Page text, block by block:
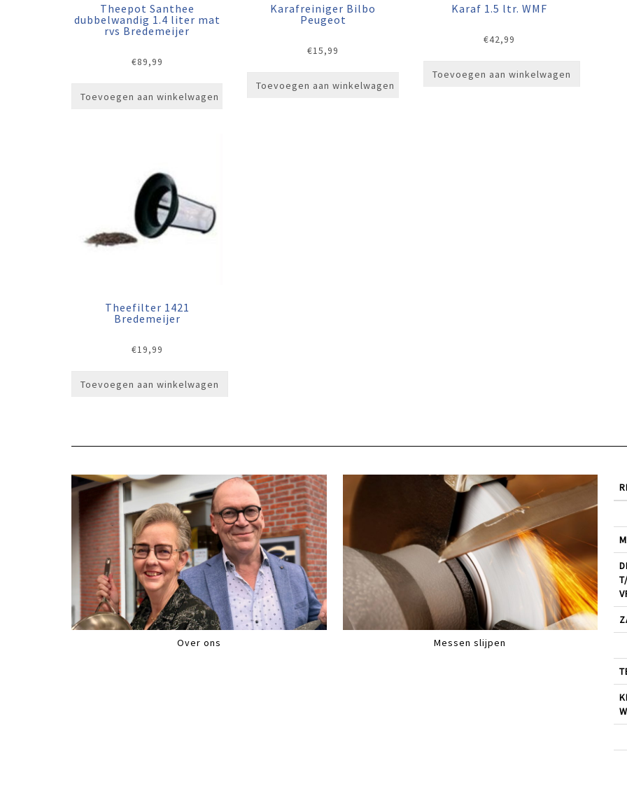
Theepot Santhee
dubbelwandig 1.4 liter mat
rvs Bredemeijer
€89,99
Toevoegen aan winkelwagen
Karafreiniger Bilbo
Peugeot
€15,99
Toevoegen aan winkelwagen
Karaf 1.5 ltr. WMF
€42,99
Toevoegen aan winkelwagen
Theefilter 1421
Bredemeijer
€19,99
Toevoegen aan winkelwagen
Over ons Messen slijpen